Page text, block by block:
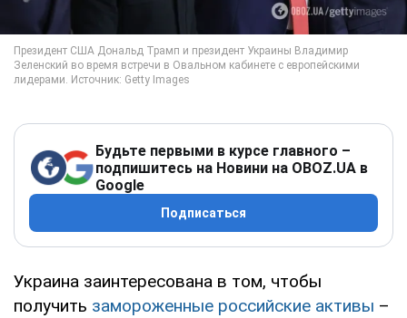
Будьте первыми в курсе главного –
подпишитесь на Новини на OBOZ.UA в
Google
Подписаться
Украина заинтересована в том, чтобы
получить замороженные российские активы –